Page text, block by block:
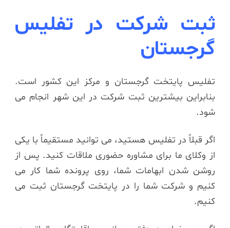
ثبت شرکت در تفلیس
گرجستان
تفلیس پایتخت گرجستان و مرکز این کشور است.
بنابراین بیشترین ثبت شرکت در این شهر انجام می
شود.
اگر قبلاً در تفلیس هستید، می توانید مستقیماً با یکی
از وکلای ما برای مشاوره حضوری ملاقات کنید. پس از
روشن شدن ابهامات شما، روی پرونده شما کار می
کنیم و شرکت شما را در پایتخت گرجستان ثبت می
کنیم.